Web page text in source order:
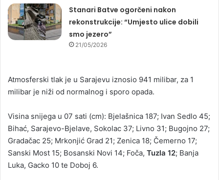
Stanari Batve ogorčeni nakon
rekonstrukcije: “Umjesto ulice dobili
smo jezero”
21/05/2026
Atmosferski tlak je u Sarajevu iznosio 941 milibar, za 1
milibar je niži od normalnog i sporo opada.
Visina snijega u 07 sati (cm): Bjelašnica 187; Ivan Sedlo 45;
Bihać, Sarajevo-Bjelave, Sokolac 37; Livno 31; Bugojno 27;
Gradačac 25; Mrkonjić Grad 21; Zenica 18; Čemerno 17;
Sanski Most 15; Bosanski Novi 14; Foča, Tuzla 12; Banja
Luka, Gacko 10 te Doboj 6.